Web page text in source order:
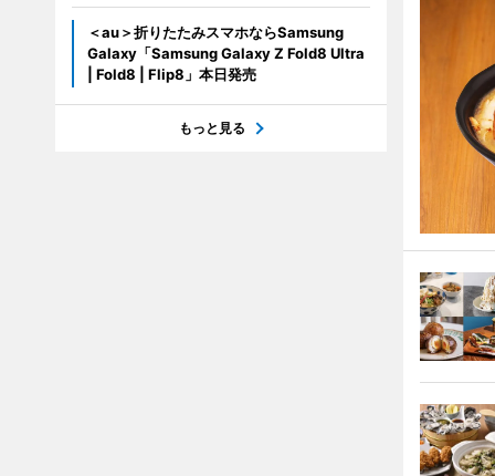
＜au＞折りたたみスマホならSamsung
Galaxy「Samsung Galaxy Z Fold8 Ultra
| Fold8 | Flip8」本日発売
もっと見る